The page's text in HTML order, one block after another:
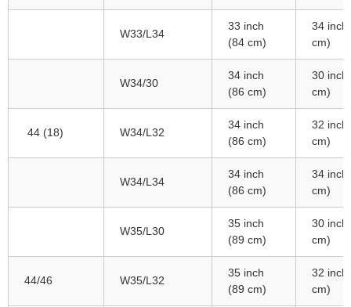
W33/L34
33 inch
(84 cm)
34 inch
cm)
W34/30
34 inch
(86 cm)
30 inch
cm)
44 (18) W34/L32
34 inch
(86 cm)
32 inch
cm)
W34/L34
34 inch
(86 cm)
34 inch
cm)
W35/L30
35 inch
(89 cm)
30 inch
cm)
44/46 W35/L32
35 inch
(89 cm)
32 inch
cm)